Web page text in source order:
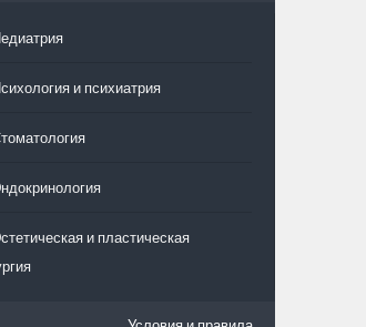
и психиатрия
и пластическая